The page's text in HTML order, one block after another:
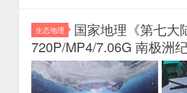
生态地理
国家地理《第七大
720P/MP4/7.06G 南极洲